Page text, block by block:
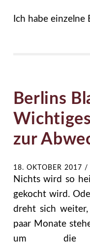
Ich habe einzelne
Berlins
zur
18. OKTOBER 2017 /
Nichts wird so
gekocht wird.
dreht sich
paar Monate
um die